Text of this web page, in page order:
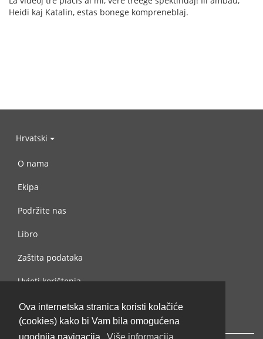
Ova internetska stranica koristi kolačiće
(cookies) kako bi Vam bila omogućena
Heidi kaj Katalin, estas bonege kompreneblaj.
Hrvatski
O nama
Ekipa
Podržite nas
Libro
Zaštita podataka
Uvjeti korištenja
Kontaktiraj nas